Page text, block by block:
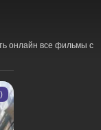
онлайн все фильмы с